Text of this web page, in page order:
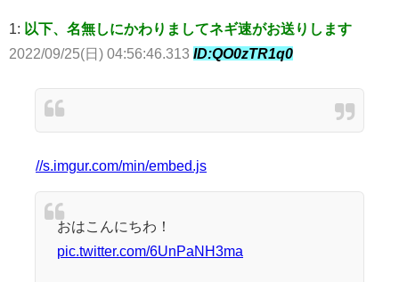
1: 以下、名無しにかわりましてネギ速がお送りします
2022/09/25(日) 04:56:46.313 ID:QO0zTR1q0
//s.imgur.com/min/embed.js
おはこんにちわ！
pic.twitter.com/6UnPaNH3ma